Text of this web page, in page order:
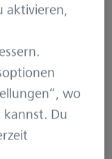
könnte.
und die
Navigators
Rollen siehe
Testing
aktivieren,
wo
kannst. Du